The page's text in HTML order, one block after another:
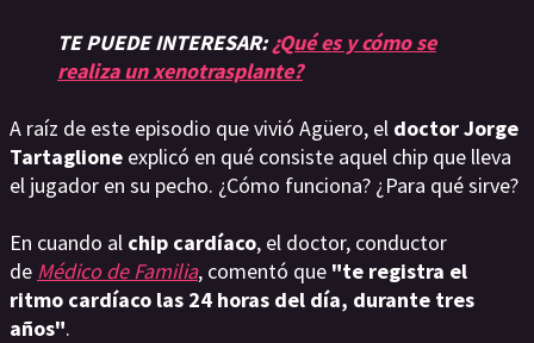
TE PUEDE INTERESAR:¿Qué es y cómo se
realiza un xenotrasplante?
A raíz de este episodio que vivió Agüero, el doctor Jorge
Tartaglione explicó en qué consiste aquel chip que lleva
el jugador en su pecho. ¿Cómo funciona? ¿Para qué sirve?
En cuando al chip cardíaco, el doctor, conductor
de Médico de Familia, comentó que "te registra el
ritmo cardíaco las 24 horas del día, durante tres
años".